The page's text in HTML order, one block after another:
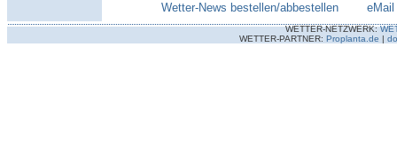
Wetter-News bestellen/abbestellen eMail
WETTER-NETZWERK:
WETTER-PARTNER: Proplanta.de |